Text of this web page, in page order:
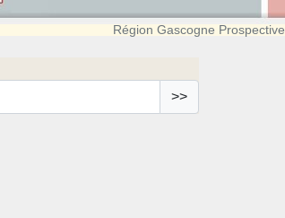
Région Gascogne Prospective
>>